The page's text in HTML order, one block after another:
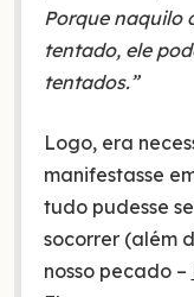
Porque naquilo
tentado, ele
tentados.”
Logo, era
manifestasse
tudo pudesse
socorrer (além
nosso pecado –